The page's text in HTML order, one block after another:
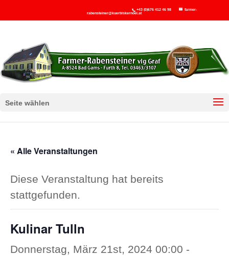
+43 (0)676 412 46 98
farmer-
rabensteiner@kuerbiskernoel.at
Seite wählen
« Alle Veranstaltungen
Diese Veranstaltung hat bereits
stattgefunden.
Kulinar Tulln
Donnerstag, März 21st, 2024 00:00 -